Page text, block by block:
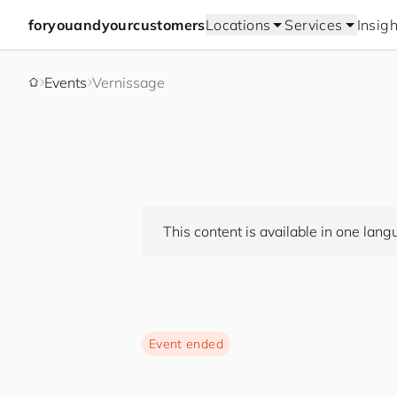
foryouandyourcustomersLocations Services
Events Vernissage
This content is available in one
Event ended